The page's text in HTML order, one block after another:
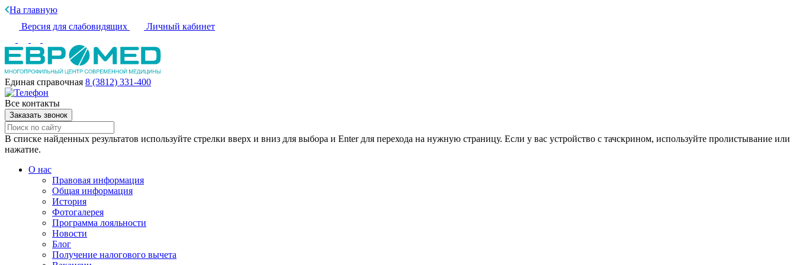
На главную
Версия для слабовидящих
Личный кабинет
Единая справочная 8 (3812) 331-400
Все контакты
Заказать звонок
В списке найденных результатов используйте стрелки вверх и вниз для выбора и Enter для перехода на нужную страницу. Если у вас устройство с тачскрином, используйте пролистывание или
нажатие.
О нас
Правовая информация
Общая информация
История
Фотогалерея
Программа лояльности
Новости
Блог
Получение налогового вычета